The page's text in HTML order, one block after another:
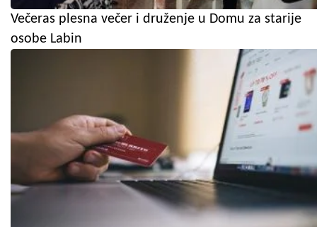
Večeras plesna večer i druženje u Domu za starije
osobe Labin